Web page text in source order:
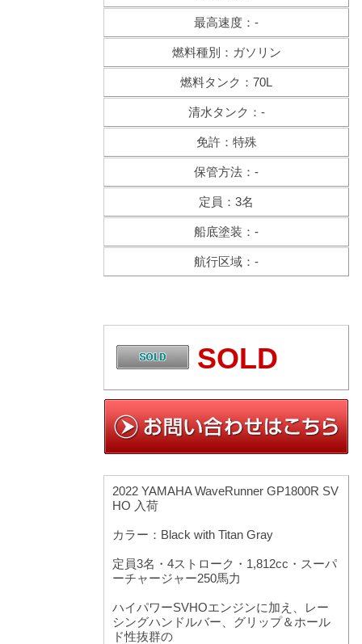
最高速度：-
燃料種別：ガソリン
燃料タンク：70L
清水タンク：-
免許：特殊
保管方法：-
定員：3名
船底塗装：-
航行区域：-
SOLD
2022 YAMAHA WaveRunner GP1800R SV
HO 入荷
カラー：Black with Titan Gray
定員3名・4ストローク・1,812cc・スーパ
ーチャージャー250馬力
ハイパワーSVHOエンジンに加え、レー
シングハンドルバー、グリップ＆ホール
ド性抜群の